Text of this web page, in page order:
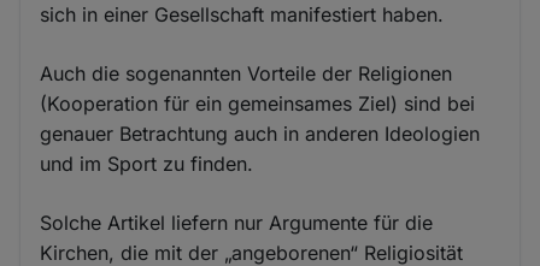
sich in einer Gesellschaft manifestiert haben.
Auch die sogenannten Vorteile der Religionen
(Kooperation für ein gemeinsames Ziel) sind bei
genauer Betrachtung auch in anderen Ideologien
und im Sport zu finden.
Solche Artikel liefern nur Argumente für die
Kirchen, die mit der „angeborenen“ Religiosität